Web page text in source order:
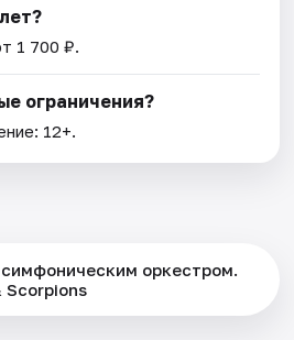
1 700 ₽.
ограничения?
12+.
оркестром.
Scorpions